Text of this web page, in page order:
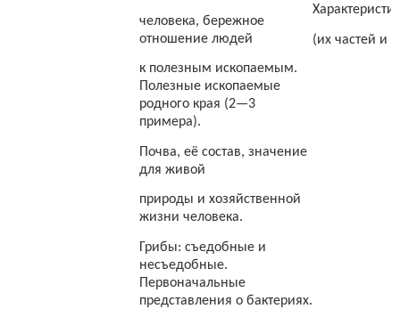
человека, бережное
отношение людей
к полезным ископаемым.
Полезные ископаемые
родного края (2—3
примера).
Почва, её состав, значение
для живой
природы и хозяйственной
жизни человека.
Грибы: съедобные и
несъедобные.
Первоначальные
представления о бактериях.
(их частей и